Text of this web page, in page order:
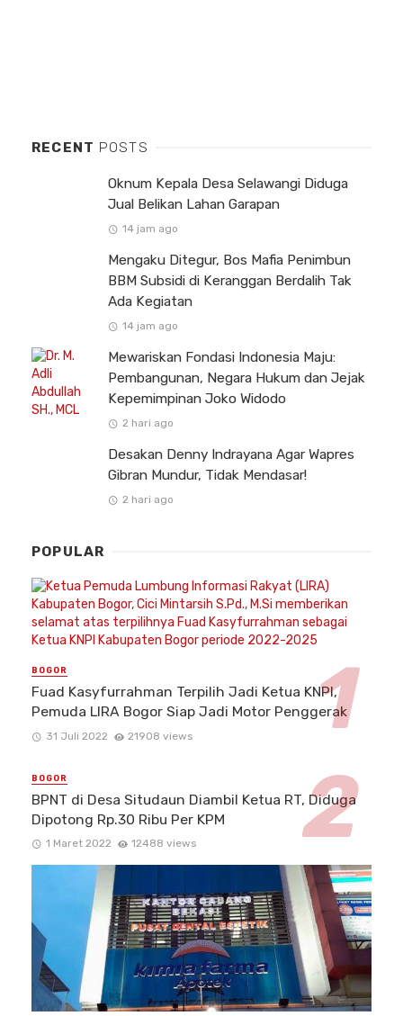
RECENT POSTS
Oknum Kepala Desa Selawangi Diduga
Jual Belikan Lahan Garapan
14 jam ago
Mengaku Ditegur, Bos Mafia Penimbun
BBM Subsidi di Keranggan Berdalih Tak
Ada Kegiatan
14 jam ago
Mewariskan Fondasi Indonesia Maju:
Pembangunan, Negara Hukum dan Jejak
Kepemimpinan Joko Widodo
2 hari ago
Desakan Denny Indrayana Agar Wapres
Gibran Mundur, Tidak Mendasar!
2 hari ago
POPULAR
BOGOR
Fuad Kasyfurrahman Terpilih Jadi Ketua KNPI,
Pemuda LIRA Bogor Siap Jadi Motor Penggerak
31 Juli 2022 21908 views
BOGOR
BPNT di Desa Situdaun Diambil Ketua RT, Diduga
Dipotong Rp.30 Ribu Per KPM
1 Maret 2022 12488 views